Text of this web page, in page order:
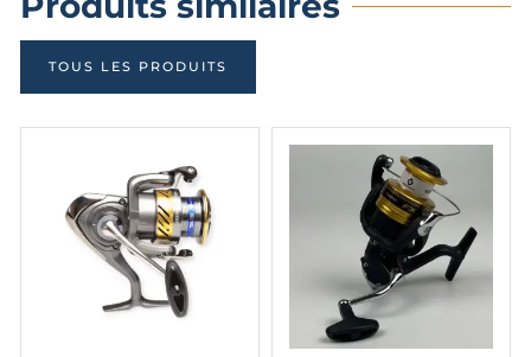
TOUS LES PRODUITS